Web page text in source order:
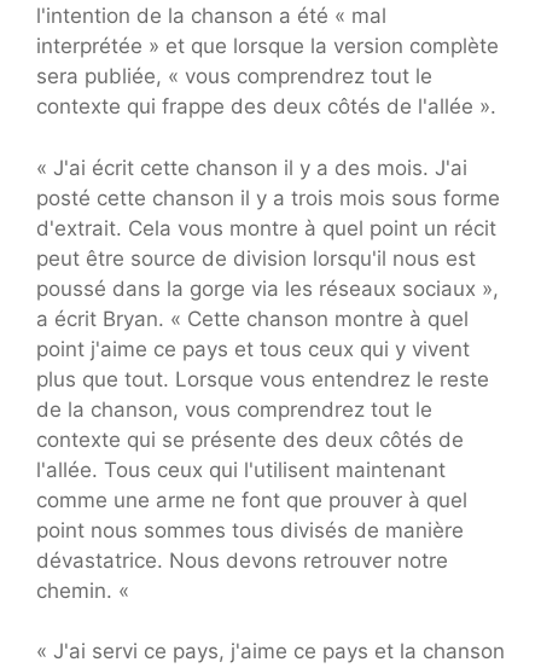
l'intention de la chanson a été « mal
interprétée » et que lorsque la version complète
sera publiée, « vous comprendrez tout le
contexte qui frappe des deux côtés de l'allée ».
« J'ai écrit cette chanson il y a des mois. J'ai
posté cette chanson il y a trois mois sous forme
d'extrait. Cela vous montre à quel point un récit
peut être source de division lorsqu'il nous est
poussé dans la gorge via les réseaux sociaux »,
a écrit Bryan. « Cette chanson montre à quel
point j'aime ce pays et tous ceux qui y vivent
plus que tout. Lorsque vous entendrez le reste
de la chanson, vous comprendrez tout le
contexte qui se présente des deux côtés de
l'allée. Tous ceux qui l'utilisent maintenant
comme une arme ne font que prouver à quel
point nous sommes tous divisés de manière
dévastatrice. Nous devons retrouver notre
chemin. «
« J'ai servi ce pays, j'aime ce pays et la chanson